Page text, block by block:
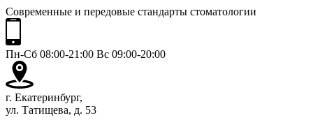
Современные и передовые стандарты стоматологии
Пн-Сб 08:00-21:00 Вс 09:00-20:00
г. Екатеринбург,
ул. Татищева, д. 53